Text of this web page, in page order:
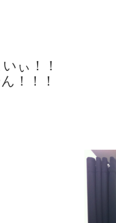
ぃ！！
！！！